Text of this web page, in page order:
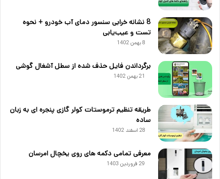
8 نشانه خرابی سنسور دمای آب خودرو + نحوه
تست و عیب‌یابی
8 بهمن 1402
برگرداندن فایل حذف شده از سطل آشغال گوشی
21 بهمن 1402
طریقه تنظیم ترموستات کولر گازی پنجره ای به زبان
ساده
28 اسفند 1402
معرفی تمامی دکمه های روی یخچال امرسان
29 فروردین 1403